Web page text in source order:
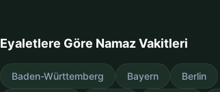
Eyaletlere Göre Namaz Vakitleri
Baden-Württemberg Bayern Berlin